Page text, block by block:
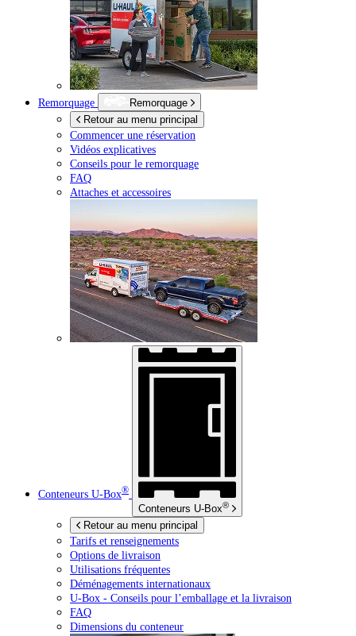
Remorquage
Remorquage
Retour au menu principal
Commencer une réservation
Vidéos explicatives
Conseils pour le remorquage
FAQ
Attaches et accessoires
Conteneurs U-Box®
Conteneurs U-Box®
Retour au menu principal
Tarifs et renseignements
Options de livraison
Utilisations fréquentes
Déménagements internationaux
U-Box - Conseils pour l’emballage et la livraison
FAQ
Dimensions du conteneur